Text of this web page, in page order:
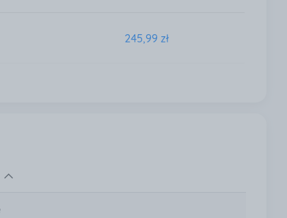
245,99 zł